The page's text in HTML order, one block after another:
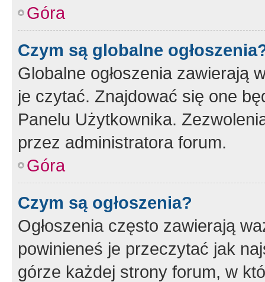
Góra
Czym są globalne
Globalne ogłoszenia zawierają
je czytać. Znajdować się one
Panelu Użytkownika.
przez administratora forum.
Góra
Czym są ogłoszenia?
Ogłoszenia często zawierają
powinieneś je przeczytać jak
górze każdej strony forum, w